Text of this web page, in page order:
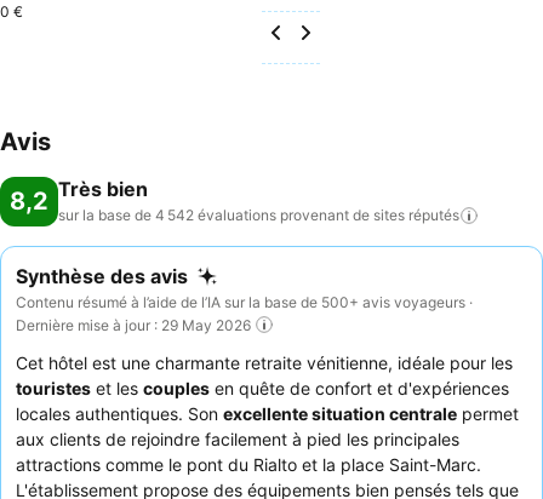
0 €
Avis
8,2 Très bien
sur la base de 4 542 évaluations provenant de sites réputés
Synthèse des avis
Contenu résumé à l’aide de l’IA sur la base de 500+ avis voyageurs ·
Dernière mise à jour : 29 May 2026
Cet hôtel est une charmante retraite vénitienne, idéale pour les
touristes et les couples en quête de confort et d'expériences
locales authentiques. Son excellente situation centrale permet
aux clients de rejoindre facilement à pied les principales
attractions comme le pont du Rialto et la place Saint-Marc.
L'établissement propose des équipements bien pensés tels que